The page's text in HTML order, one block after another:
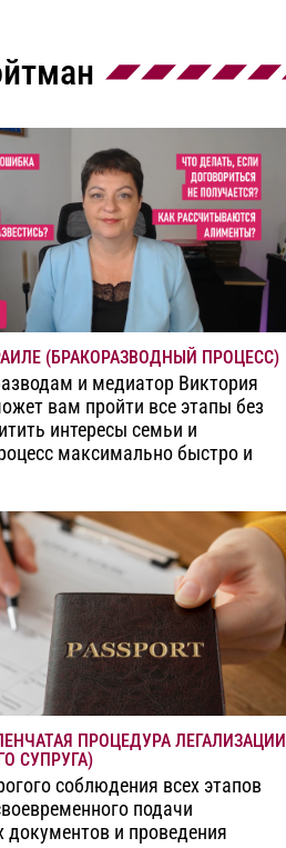
(БРАКОРАЗВОДНЫЙ ПРОЦЕСС)
и медиатор Виктория
вам пройти все этапы без
интересы семьи и
максимально быстро и
ПРОЦЕДУРА ЛЕГАЛИЗАЦИИ
СУПРУГА)
соблюдения всех этапов
подачи
документов и проведения